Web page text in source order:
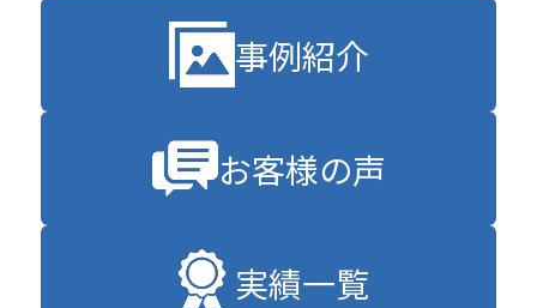
事例紹介
お客様の声
実績一覧